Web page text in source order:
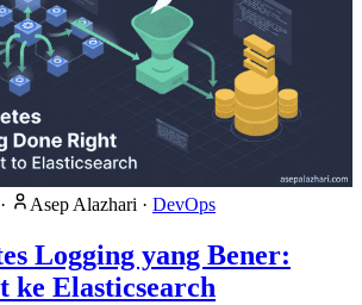
· Asep Alazhari · DevOps
Logging yang Bener:
ke Elasticsearch